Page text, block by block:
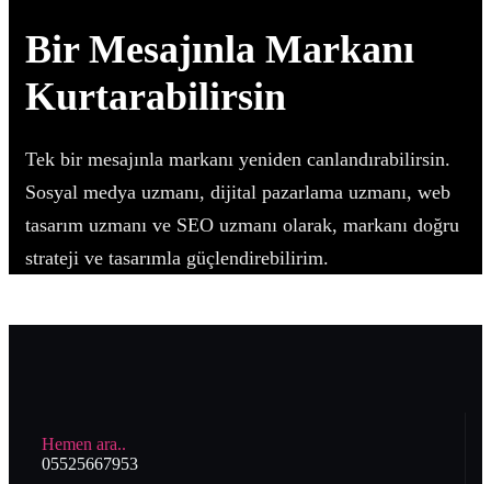
Bir Mesajınla Markanı
Kurtarabilirsin
Tek bir mesajınla markanı yeniden canlandırabilirsin.
Sosyal medya uzmanı, dijital pazarlama uzmanı, web
tasarım uzmanı ve SEO uzmanı olarak, markanı doğru
strateji ve tasarımla güçlendirebilirim.
Hemen ara..
05525667953